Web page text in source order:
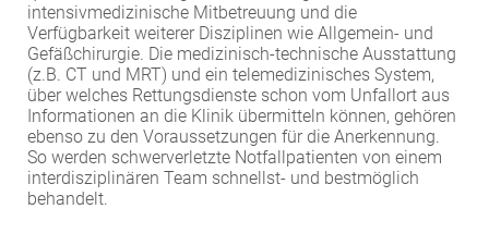
intensivmedizinische Mitbetreuung und die
Verfügbarkeit weiterer Disziplinen wie Allgemein- und
Gefäßchirurgie. Die medizinisch-technische Ausstattung
(z.B. CT und MRT) und ein telemedizinisches System,
über welches Rettungsdienste schon vom Unfallort aus
Informationen an die Klinik übermitteln können, gehören
ebenso zu den Voraussetzungen für die Anerkennung.
So werden schwerverletzte Notfallpatienten von einem
interdisziplinären Team schnellst- und bestmöglich
behandelt.